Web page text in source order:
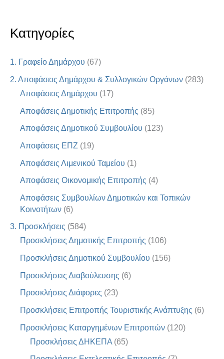
Κατηγορίες
1. Γραφείο Δημάρχου (67)
2. Αποφάσεις Δημάρχου & Συλλογικών Οργάνων (283)
Αποφάσεις Δημάρχου (17)
Αποφάσεις Δημοτικής Επιτροπής (85)
Αποφάσεις Δημοτικού Συμβουλίου (123)
Αποφάσεις ΕΠΖ (19)
Αποφάσεις Λιμενικού Ταμείου (1)
Αποφάσεις Οικονομικής Επιτροπής (4)
Αποφάσεις Συμβουλίων Δημοτικών και Τοπικών
Κοινοτήτων (6)
3. Προσκλήσεις (584)
Προσκλήσεις Δημοτικής Επιτροπής (106)
Προσκλήσεις Δημοτικού Συμβουλίου (156)
Προσκλήσεις Διαβούλευσης (6)
Προσκλήσεις Διάφορες (23)
Προσκλήσεις Επιτροπής Τουριστικής Ανάπτυξης (6)
Προσκλήσεις Καταργημένων Επιτροπών (120)
Προσκλήσεις ΔΗΚΕΠΑ (65)